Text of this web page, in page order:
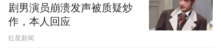
剧男演员崩溃发声被质疑炒
作，本人回应
​红星新闻